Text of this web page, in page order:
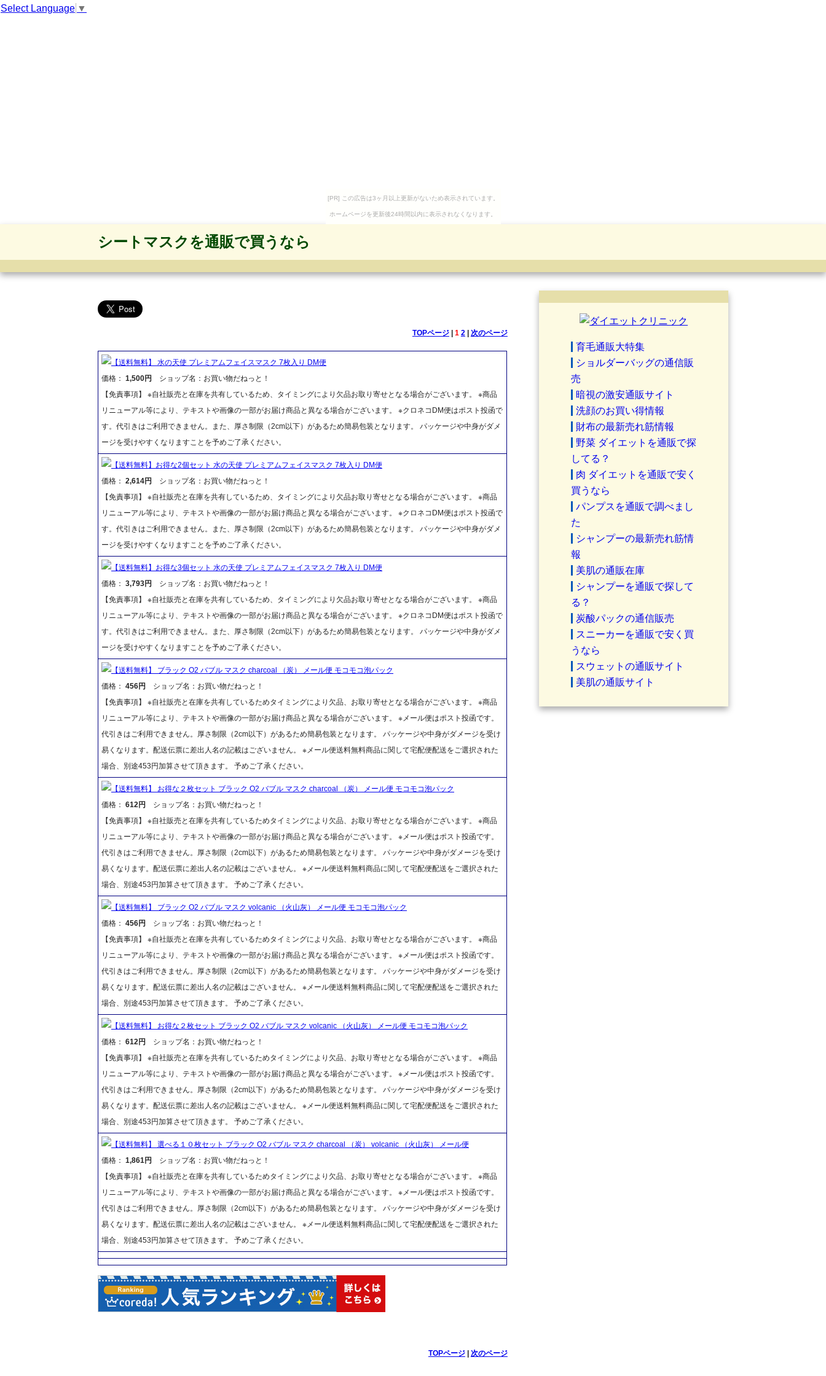
Select Language ▼
[PR] この広告は3ヶ月以上更新がないため表示されています。
ホームページを更新後24時間以内に表示されなくなります。
シートマスクを通販で買うなら
TOPページ| 1 2| 次のページ
【送料無料】 水の天使 プレミアムフェイスマスク 7枚入り DM便
価格： 1,500円
ショップ名：お買い物だねっと！
【免責事項】 ※自社販売と在庫を共有しているため、タイミングにより欠品お取り寄せとなる場合がございます。 ※商品
リニューアル等により、テキストや画像の一部がお届け商品と異なる場合がございます。 ※クロネコDM便はポスト投函で
す。代引きはご利用できません。また、厚さ制限（2cm以下）があるため簡易包装となります。 パッケージや中身がダメ
ージを受けやすくなりますことを予めご了承ください。
【送料無料】お得な2個セット 水の天使 プレミアムフェイスマスク 7枚入り DM便
価格： 2,614円
ショップ名：お買い物だねっと！
【免責事項】 ※自社販売と在庫を共有しているため、タイミングにより欠品お取り寄せとなる場合がございます。 ※商品
リニューアル等により、テキストや画像の一部がお届け商品と異なる場合がございます。 ※クロネコDM便はポスト投函で
す。代引きはご利用できません。また、厚さ制限（2cm以下）があるため簡易包装となります。 パッケージや中身がダメ
ージを受けやすくなりますことを予めご了承ください。
【送料無料】お得な3個セット 水の天使 プレミアムフェイスマスク 7枚入り DM便
価格： 3,793円
ショップ名：お買い物だねっと！
【免責事項】 ※自社販売と在庫を共有しているため、タイミングにより欠品お取り寄せとなる場合がございます。 ※商品
リニューアル等により、テキストや画像の一部がお届け商品と異なる場合がございます。 ※クロネコDM便はポスト投函で
す。代引きはご利用できません。また、厚さ制限（2cm以下）があるため簡易包装となります。 パッケージや中身がダメ
ージを受けやすくなりますことを予めご了承ください。
【送料無料】 ブラック O2 バブル マスク charcoal （炭） メール便 モコモコ泡パック
価格： 456円
ショップ名：お買い物だねっと！
【免責事項】 ※自社販売と在庫を共有しているためタイミングにより欠品、お取り寄せとなる場合がございます。 ※商品
リニューアル等により、テキストや画像の一部がお届け商品と異なる場合がございます。 ※メール便はポスト投函です。
代引きはご利用できません。厚さ制限（2cm以下）があるため簡易包装となります。 パッケージや中身がダメージを受け
易くなります。配送伝票に差出人名の記載はございません。 ※メール便送料無料商品に関して宅配便配送をご選択された
場合、別途453円加算させて頂きます。 予めご了承ください。
【送料無料】 お得な２枚セット ブラック O2 バブル マスク charcoal （炭） メール便 モコモコ泡パック
価格： 612円
ショップ名：お買い物だねっと！
【免責事項】 ※自社販売と在庫を共有しているためタイミングにより欠品、お取り寄せとなる場合がございます。 ※商品
リニューアル等により、テキストや画像の一部がお届け商品と異なる場合がございます。 ※メール便はポスト投函です。
代引きはご利用できません。厚さ制限（2cm以下）があるため簡易包装となります。 パッケージや中身がダメージを受け
易くなります。配送伝票に差出人名の記載はございません。 ※メール便送料無料商品に関して宅配便配送をご選択された
場合、別途453円加算させて頂きます。 予めご了承ください。
【送料無料】 ブラック O2 バブル マスク volcanic （火山灰） メール便 モコモコ泡パック
価格： 456円
ショップ名：お買い物だねっと！
【免責事項】 ※自社販売と在庫を共有しているためタイミングにより欠品、お取り寄せとなる場合がございます。 ※商品
リニューアル等により、テキストや画像の一部がお届け商品と異なる場合がございます。 ※メール便はポスト投函です。
代引きはご利用できません。厚さ制限（2cm以下）があるため簡易包装となります。 パッケージや中身がダメージを受け
易くなります。配送伝票に差出人名の記載はございません。 ※メール便送料無料商品に関して宅配便配送をご選択された
場合、別途453円加算させて頂きます。 予めご了承ください。
【送料無料】 お得な２枚セット ブラック O2 バブル マスク volcanic （火山灰） メール便 モコモコ泡パック
価格： 612円
ショップ名：お買い物だねっと！
【免責事項】 ※自社販売と在庫を共有しているためタイミングにより欠品、お取り寄せとなる場合がございます。 ※商品
リニューアル等により、テキストや画像の一部がお届け商品と異なる場合がございます。 ※メール便はポスト投函です。
代引きはご利用できません。厚さ制限（2cm以下）があるため簡易包装となります。 パッケージや中身がダメージを受け
易くなります。配送伝票に差出人名の記載はございません。 ※メール便送料無料商品に関して宅配便配送をご選択された
場合、別途453円加算させて頂きます。 予めご了承ください。
【送料無料】 選べる１０枚セット ブラック O2 バブル マスク charcoal （炭） volcanic （火山灰） メール便
価格： 1,861円
ショップ名：お買い物だねっと！
【免責事項】 ※自社販売と在庫を共有しているためタイミングにより欠品、お取り寄せとなる場合がございます。 ※商品
リニューアル等により、テキストや画像の一部がお届け商品と異なる場合がございます。 ※メール便はポスト投函です。
代引きはご利用できません。厚さ制限（2cm以下）があるため簡易包装となります。 パッケージや中身がダメージを受け
易くなります。配送伝票に差出人名の記載はございません。 ※メール便送料無料商品に関して宅配便配送をご選択された
場合、別途453円加算させて頂きます。 予めご了承ください。
TOPページ| 次のページ
育毛通販大特集
ショルダーバッグの通信販
売
暗視の激安通販サイト
洗顔のお買い得情報
財布の最新売れ筋情報
野菜 ダイエットを通販で探
してる？
肉 ダイエットを通販で安く
買うなら
パンプスを通販で調べまし
た
シャンプーの最新売れ筋情
報
美肌の通販在庫
シャンプーを通販で探して
る？
炭酸パックの通信販売
スニーカーを通販で安く買
うなら
スウェットの通販サイト
美肌の通販サイト